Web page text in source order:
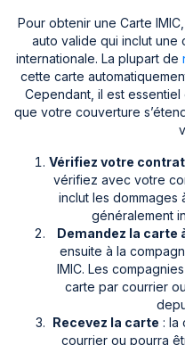
Pour obtenir une Carte
auto valide qui inclut une
internationale. La plupart de
cette carte
Cependant, il est
que votre couverture
Vérifiez votre contrat
vérifiez avec votre
inclut les dommages
généralement
Demandez la carte
ensuite à la
IMIC. Les
carte par courrier
Recevez la carte : la
courrier ou pourra